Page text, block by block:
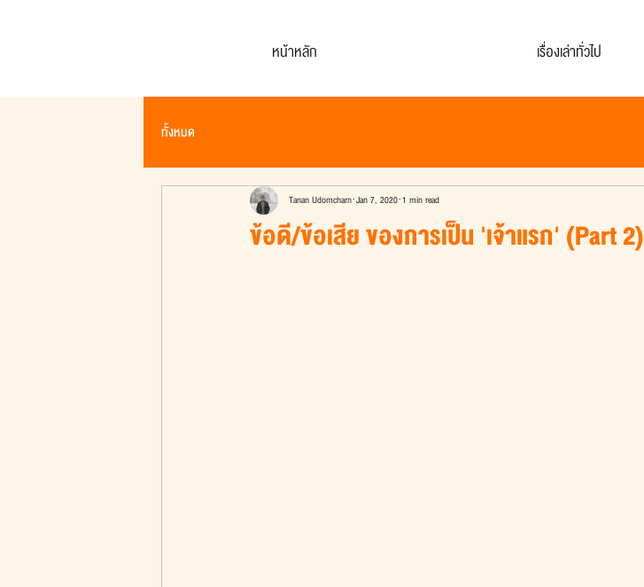
หน้าหลัก เรื่องเล่าทั่วไป
ทั้งหมด
ข้อดี/ข้อเสีย ของการเป็น 'เจ้าแรก' (Part 2)
Tanan Udomcharn Jan 7, 2020 1 min read